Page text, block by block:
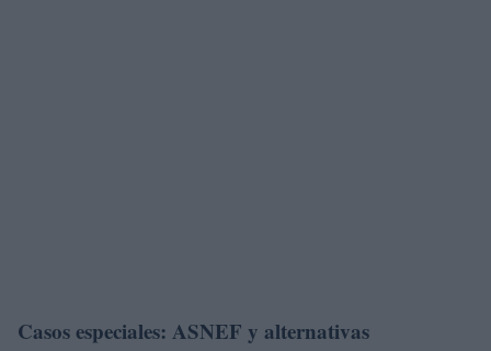
Casos especiales: ASNEF y alternativas